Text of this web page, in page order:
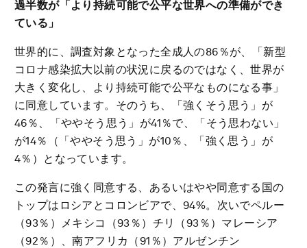
過半数が「より持続可能で公平な世界への準備ができ
ている」
世界的に、調査対象となった全成人の86％が、「新型
コロナ感染拡大以前の状況に戻るのではなく、世界が
大きく変化し、より持続可能で公平なものになる事」
に同意しています。そのうち、「強くそう思う」が
46％、「ややそう思う」が41％で、「そう思わない」
が14％（「ややそう思う」が10％、「強く思う」が
4％）となっています。
この発言に強く同意する、あるいはやや同意する国の
トップはロシアとコロンビアで、94%。次いでペルー
（93％）メキシコ（93％）チリ（93％）マレーシア
（92％）、南アフリカ（91％）アルゼンチン